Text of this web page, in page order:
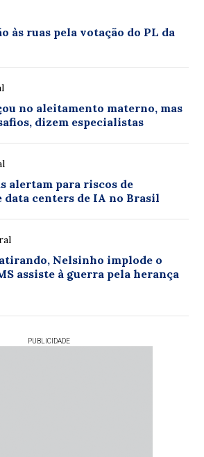
às ruas pela votação do PL da
no aleitamento materno, mas
dizem especialistas
alertam para riscos de
data centers de IA no Brasil
Nelsinho implode o
assiste à guerra pela herança
PUBLICIDADE